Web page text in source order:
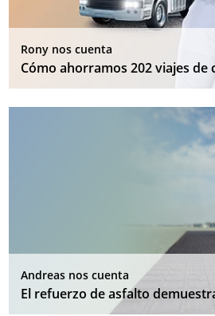
Rony nos cuenta
Cómo ahorramos 202 viajes de
Andreas nos cuenta
El refuerzo de asfalto